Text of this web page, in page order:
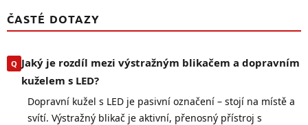
ČASTÉ DOTAZY
Jaký je rozdíl mezi výstražným blikačem a dopravním
kuželem s LED?
Dopravní kužel s LED je pasivní označení – stojí na místě a
svítí. Výstražný blikač je aktivní, přenosný přístroj s